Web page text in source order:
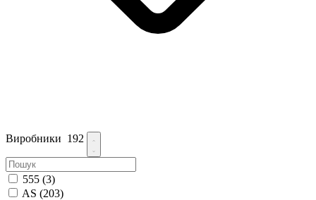
Виробники 192
555 (3)
AS (203)